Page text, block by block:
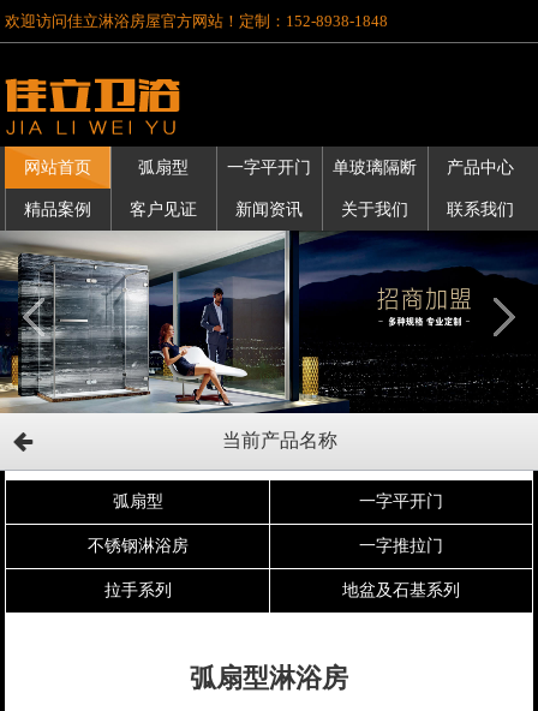
欢迎访问佳立淋浴房屋官方网站！定制：152-8938-1848
网站首页 弧扇型 一字平开门 单玻璃隔断 产品中心
精品案例 客户见证 新闻资讯 关于我们 联系我们
当前产品名称
弧扇型 一字平开门
不锈钢淋浴房 一字推拉门
拉手系列 地盆及石基系列
弧扇型淋浴房